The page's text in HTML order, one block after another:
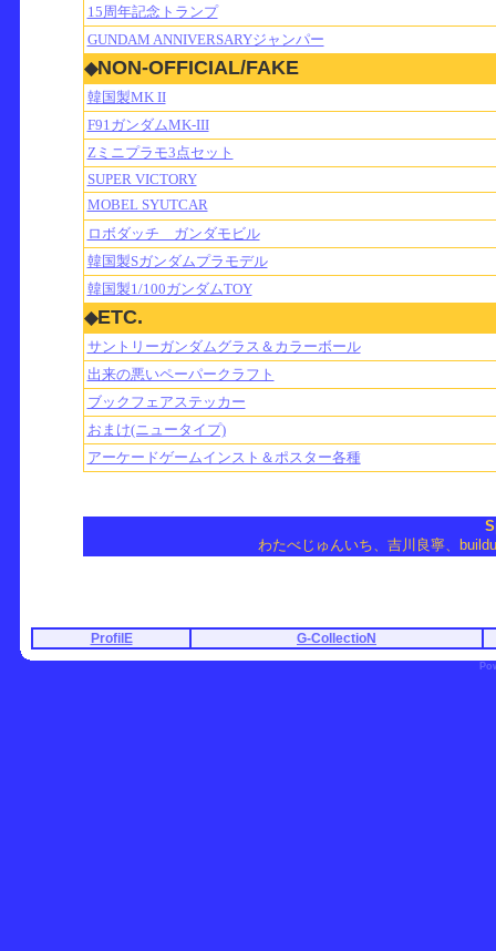
15周年記念トランプ
GUNDAM ANNIVERSARYジャンパー
◆NON-OFFICIAL/FAKE
韓国製MK II
F91ガンダムMK-III
Zミニプラモ3点セット
SUPER VICTORY
MOBEL SYUTCAR
ロボダッチ ガンダモビル
韓国製Sガンダムプラモデル
韓国製1/100ガンダムTOY
◆ETC.
サントリーガンダムグラス＆カラーボール
出来の悪いペーパークラフト
ブックフェアステッカー
おまけ(ニュータイプ)
アーケードゲームインスト＆ポスター各種
わたべじゅんいち、吉川良寧、
ProfilE G-CollectioN